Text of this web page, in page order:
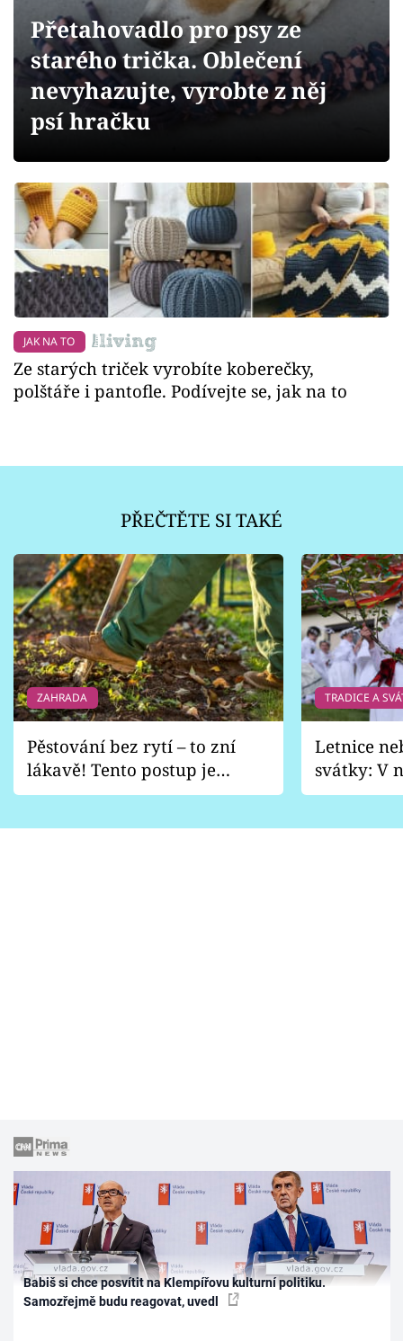
Přihlášení
Sledujte nás
Přetahovadlo pro psy ze
starého trička. Oblečení
nevyhazujte, vyrobte z něj
psí hračku
JAK NA TO
Ze starých triček vyrobíte koberečky,
polštáře i pantofle. Podívejte se, jak na to
PŘEČTĚTE SI TAKÉ
ZAHRADA
Pěstování bez rytí – to zní
lákavě! Tento postup je
vhodný jen pro některé
TRADICE A
Letnice
svátky: V
pondělí
Babiš si chce posvítit na Klempířovu kulturní politiku.
Samozřejmě budu reagovat, uvedl